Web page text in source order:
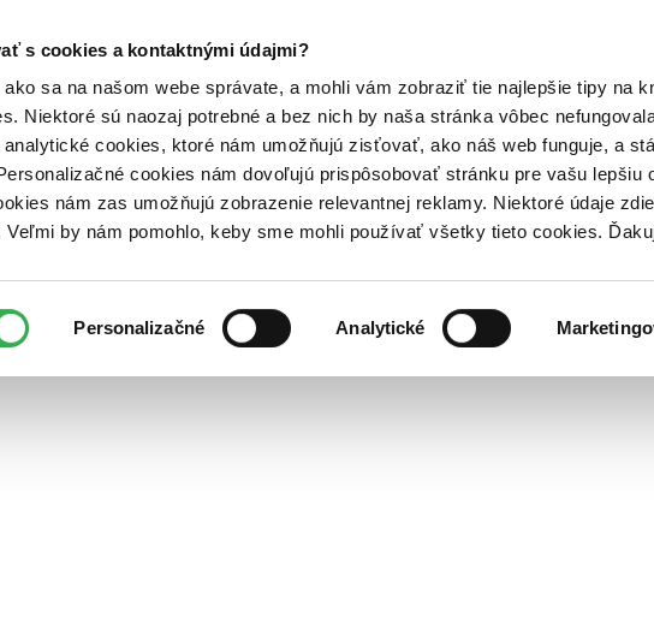
s cookies a kontaktnými údajmi?
sa na našom webe správate, a mohli vám zobraziť tie najlepšie tipy na
Niektoré sú naozaj potrebné a bez nich by naša stránka vôbec
cookies, ktoré nám umožňujú zisťovať, ako náš web funguje, a
cookies nám dovoľujú prispôsobovať stránku pre vašu lepšiu
nám zas umožňujú zobrazenie relevantnej reklamy. Niektoré údaje
by nám pomohlo, keby sme mohli používať všetky tieto cookies.
Personalizačné Analytické
Kontakt